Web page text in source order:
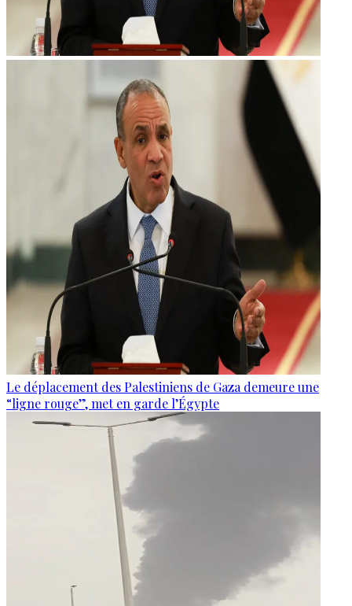
Le déplacement des Palestiniens de Gaza demeure une
“ligne rouge”, met en garde l’Égypte